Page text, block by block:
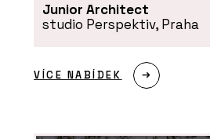
Junior Architect
studio Perspektiv, Praha
VÍCE NABÍDEK